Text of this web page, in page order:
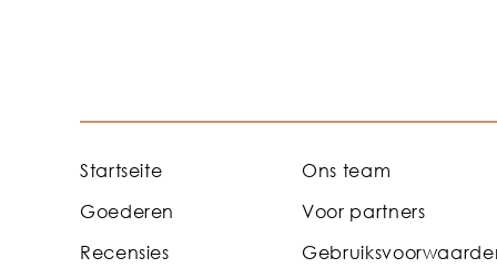
Startseite
Goederen
Recensies
Ons team
Voor partners